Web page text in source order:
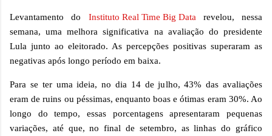
Levantamento do Instituto Real Time Big Datarevelou, nessa
semana, uma melhora significativa na avaliação do presidente
Lula junto ao eleitorado. As percepções positivas superaram as
negativas após longo período em baixa.
Para se ter uma ideia, no dia 14 de julho, 43% das avaliações
eram de ruins ou péssimas, enquanto boas e ótimas eram 30%. Ao
longo do tempo, essas porcentagens apresentaram pequenas
variações, até que, no final de setembro, as linhas do gráfico